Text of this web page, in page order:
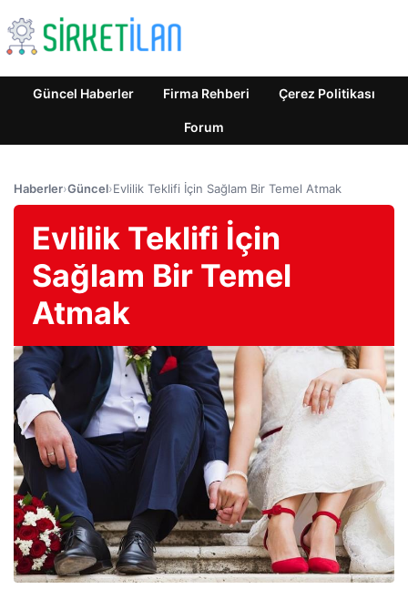
Güncel Haberler Firma Rehberi Çerez Politikası
Forum
Haberler›Güncel›Evlilik Teklifi İçin Sağlam Bir Temel Atmak
Evlilik Teklifi İçin
Sağlam Bir Temel
Atmak